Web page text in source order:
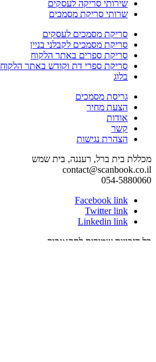
שירותי סריקה לעסקים
שרותי סריקת מסמכים
סריקת מסמכים לעסקים
סריקת מסמכים לקבלני בניין
סריקת ספרים באתר הלקוח
סריקת ספרי דת וקודש באתר הלקוח
בלוג
גריסת מסמכים
הצעת מחיר
אודות
קשר
הצהרת נגישות
מכללת בית ברל, רעננה, בית שמש
contact@scanbook.co.il
054-5880060
Facebook link
Twitter link
Linkedin link
כל הזכויות שמורות לסקאנבוק